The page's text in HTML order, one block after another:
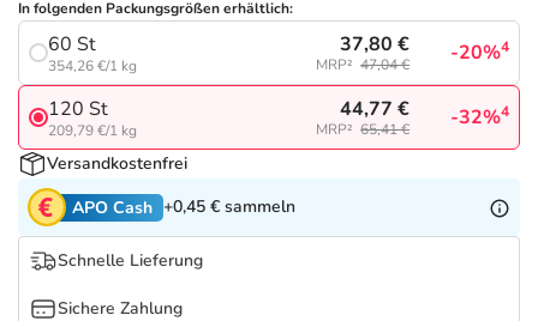
Tierapotheke
Vitamine & Mineralstoffe
Marken
Salus Deals
In folgenden Packungsgrößen erhältlich:
60 St
354,26 €/1 kg
37,80 €
MRP² 47,04 € -20%4
120 St
209,79 €/1 kg
44,77 €
MRP² 65,41 € -32%4
Versandkostenfrei
APO Cash +0,45 € sammeln
Schnelle Lieferung
Sichere Zahlung